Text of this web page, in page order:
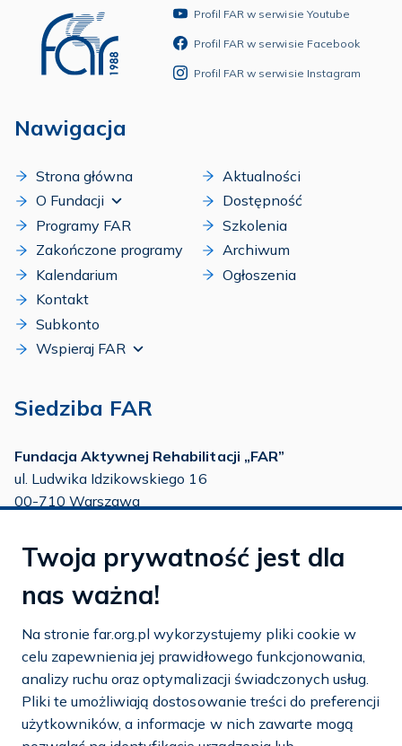
Profil FAR w serwisie Youtube
Profil FAR w serwisie Facebook
Profil FAR w serwisie Instagram
Nawigacja
Strona główna
O Fundacji
Programy FAR
Zakończone programy
Kalendarium
Kontakt
Subkonto
Wspieraj FAR
Aktualności
Dostępność
Szkolenia
Archiwum
Ogłoszenia
Siedziba FAR
Fundacja Aktywnej Rehabilitacji „FAR”
ul. Ludwika Idzikowskiego 16
00-710 Warszawa
tel.:22 651 88 03
22 858 26 39
tel.:22 642 22 91
e-mail:info@far.org.pl
Dostosuj cookies
Twoja prywatność jest dla
nas ważna!
Na stronie far.org.pl wykorzystujemy pliki cookie w
celu zapewnienia jej prawidłowego funkcjonowania,
analizy ruchu oraz optymalizacji świadczonych usług.
Pliki te umożliwiają dostosowanie treści do preferencji
użytkowników, a informacje w nich zawarte mogą